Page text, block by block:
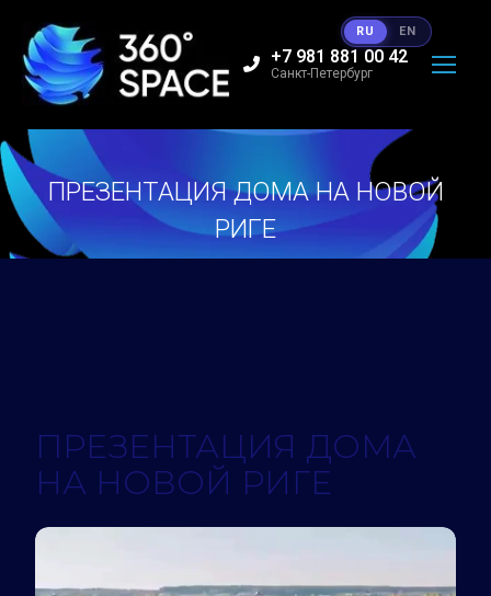
+7 981 881 00 42
Санкт-Петербург
ПРЕЗЕНТАЦИЯ ДОМА НА НОВОЙ
РИГЕ
Вы здесь:
ПРЕЗЕНТАЦИЯ ДОМА
НА НОВОЙ РИГЕ
RU EN